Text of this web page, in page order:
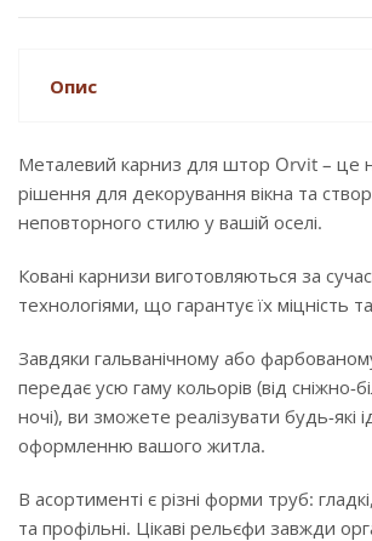
Опис
Металевий карниз для штор Orvit – це
рішення для декорування вікна та
неповторного стилю у вашій оселі.
Ковані карнизи виготовляються за
технологіями, що гарантує їх міцність
Завдяки гальванічному або
передає усю гаму кольорів (від сніжно-
ночі), ви зможете реалізувати будь-які
оформленню вашого житла.
В асортименті є різні форми труб:
та профільні. Цікаві рельєфи завжди